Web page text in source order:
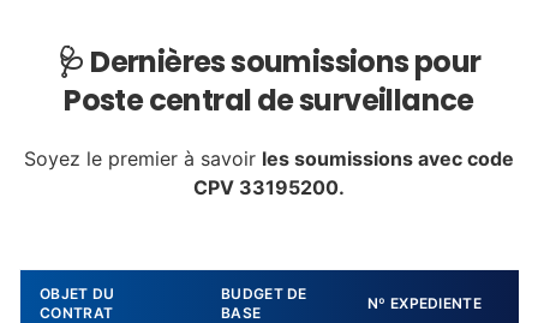
🩺 Dernières soumissions pour
Poste central de surveillance
Soyez le premier à savoir les soumissions avec code
CPV 33195200.
OBJET DU
CONTRAT
BUDGET DE
BASE
Nº EXPEDIENTE